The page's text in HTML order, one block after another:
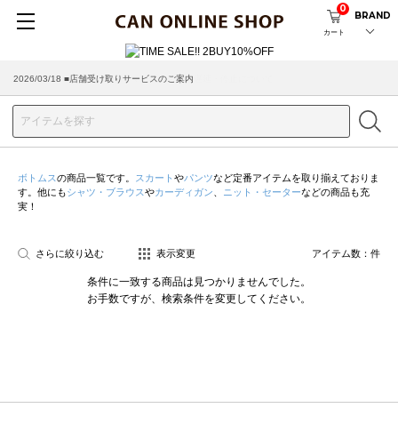
カート
0
BRAND
2026/03/18 ■店舗受け取りサービスのご案内
ボトムスの商品一覧です。 スカート やパンツなど定番アイテムを取り揃えておりま
す。他にもシャツ・ブラウスやカーディガン ニット・セーターなどの商品も充
実！
さらに絞り込む 表示変更 アイテム数： 件
条件に一致する商品は見つかりませんでした。
お手数ですが、検索条件を変更してください。